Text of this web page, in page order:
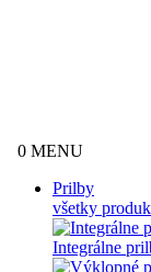
0 MENU
Prilby
všetky
Integrálne